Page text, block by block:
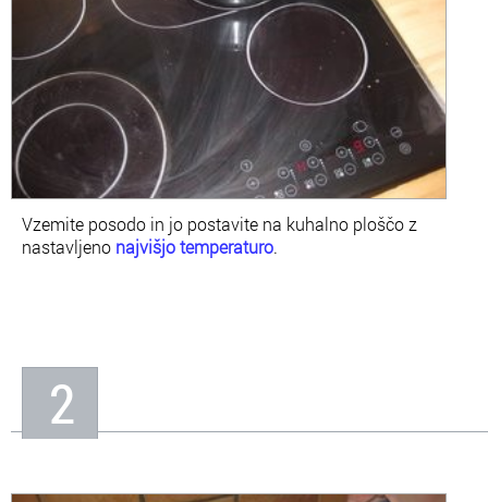
Vzemite posodo in jo postavite na kuhalno ploščo z
nastavljeno najvišjo temperaturo.
2